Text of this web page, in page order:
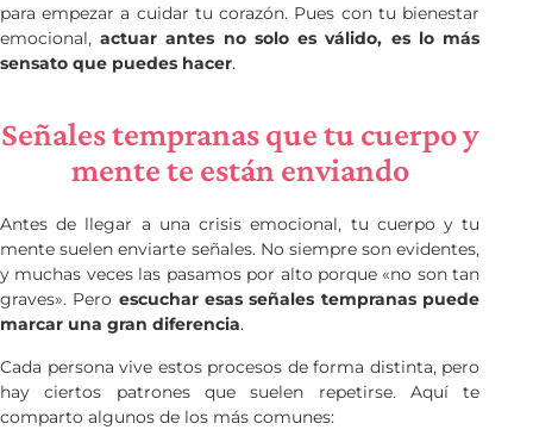
para empezar a cuidar tu corazón. Pues con tu bienestar
emocional,actuar antes no solo es válido, es lo más
sensato que puedes hacer.
Señales tempranas que tu cuerpo y
mente te están enviando
Antes de llegar a una crisis emocional, tu cuerpo y tu
mente suelen enviarte señales. No siempre son evidentes,
y muchas veces las pasamos por alto porque «no son tan
graves». Pero escuchar esas señales tempranas puede
marcar una gran diferencia.
Cada persona vive estos procesos de forma distinta, pero
hay ciertos patrones que suelen repetirse. Aquí te
comparto algunos de los más comunes: